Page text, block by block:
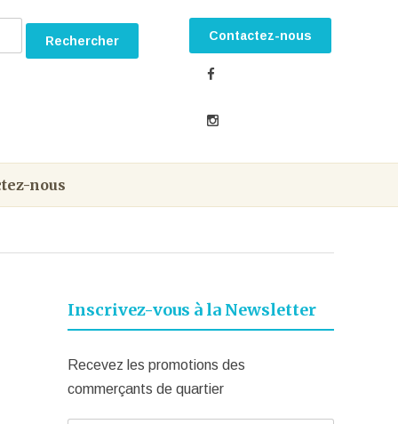
Contactez-nous
nous
Inscrivez-vous à la Newsletter
Recevez les promotions des
commerçants de quartier